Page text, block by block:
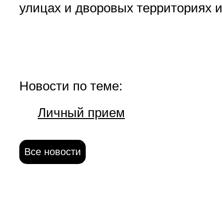
улицах и дворовых территориях
Новости по теме:
Личный прием
Все новости